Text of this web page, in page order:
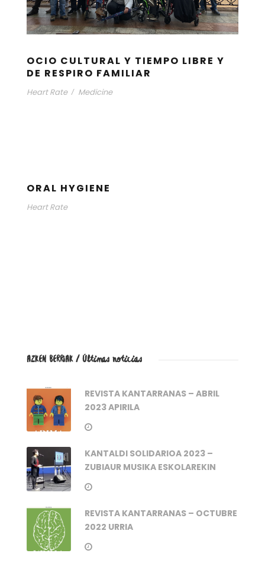
OCIO CULTURAL Y TIEMPO LIBRE Y
DE RESPIRO FAMILIAR
Heart Rate / Medicine
ORAL HYGIENE
Heart Rate
AZKEN BERRIAK / Últimas noticias
REVISTA KANTARRANAS – ABRIL
2023 APIRILA
KANTALDI SOLIDARIOA 2023 –
ZUBIAUR MUSIKA ESKOLAREKIN
REVISTA KANTARRANAS – OCTUBRE
2022 URRIA